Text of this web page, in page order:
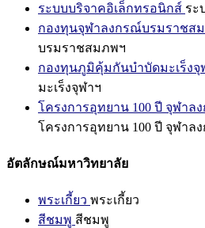
ระบบบริจาคอิเล็กทรอนิกส์ ระ
กองทุนจุฬาลงกรณ์บรมราชส
บรมราชสมภพฯ
กองทุนภูมิคุ้มกันบำบัดมะเร็งจุ
มะเร็งจุฬาฯ
โครงการอุทยาน 100 ปี จุฬาล
โครงการอุทยาน 100 ปี จุฬาล
อัตลักษณ์มหาวิทยาลัย
พระเกี้ยว พระเกี้ยว
สีชมพู สีชมพู